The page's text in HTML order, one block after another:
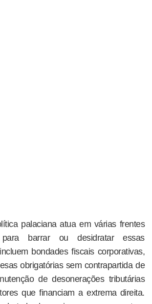
palaciana atua em várias frentes
para barrar ou desidratar essas
bondades fiscais corporativas,
obrigatórias sem contrapartida de
de desonerações tributárias
que financiam a extrema direita.